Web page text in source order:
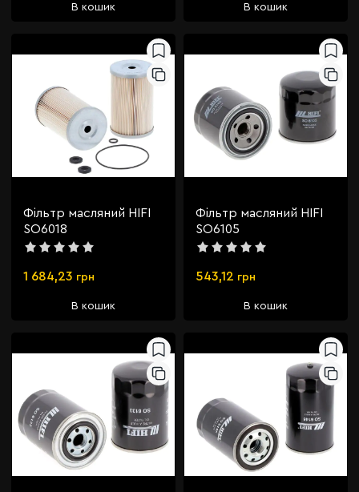
В кошик В кошик
Фільтр масляний HIFI
SO6018
1 684,23 грн
В кошик
Фільтр масляний HIFI
SO6105
543,12 грн
В кошик